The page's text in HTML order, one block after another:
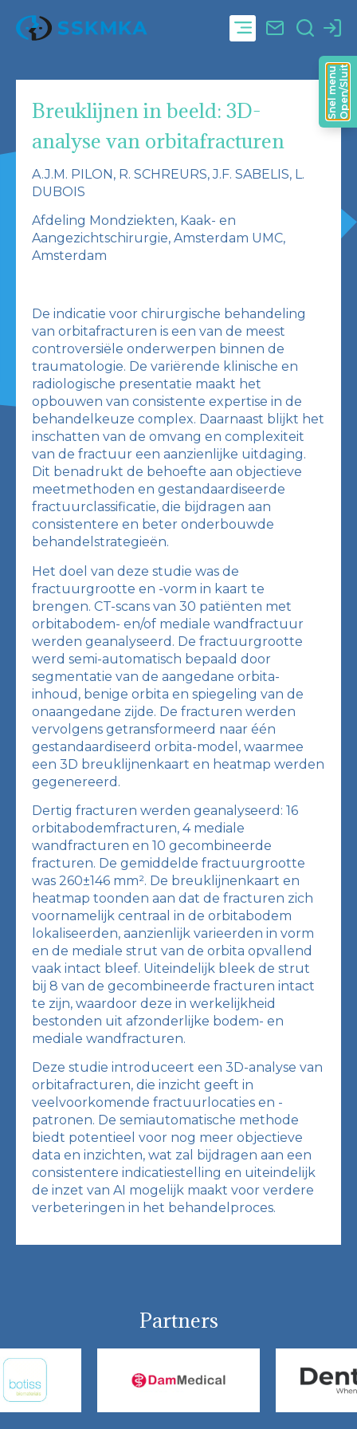
Breuklijnen in beeld: 3D-
analyse van orbitafracturen
A.J.M. PILON, R. SCHREURS, J.F. SABELIS, L.
DUBOIS
Afdeling Mondziekten, Kaak- en
Aangezichtschirurgie, Amsterdam UMC,
Amsterdam
De indicatie voor chirurgische behandeling
van orbitafracturen is een van de meest
controversiële onderwerpen binnen de
traumatologie. De variërende klinische en
radiologische presentatie maakt het
opbouwen van consistente expertise in de
behandelkeuze complex. Daarnaast blijkt het
inschatten van de omvang en complexiteit
van de fractuur een aanzienlijke uitdaging.
Dit benadrukt de behoefte aan objectieve
meetmethoden en gestandaardiseerde
fractuurclassificatie, die bijdragen aan
consistentere en beter onderbouwde
behandelstrategieën.
Het doel van deze studie was de
fractuurgrootte en -vorm in kaart te
brengen. CT-scans van 30 patiënten met
orbitabodem- en/of mediale wandfractuur
werden geanalyseerd. De fractuurgrootte
werd semi-automatisch bepaald door
segmentatie van de aangedane orbita-
inhoud, benige orbita en spiegeling van de
onaangedane zijde. De fracturen werden
vervolgens getransformeerd naar één
gestandaardiseerd orbita-model, waarmee
een 3D breuklijnenkaart en heatmap werden
gegenereerd.
Dertig fracturen werden geanalyseerd: 16
orbitabodemfracturen, 4 mediale
wandfracturen en 10 gecombineerde
fracturen. De gemiddelde fractuurgrootte
was 260±146 mm². De breuklijnenkaart en
heatmap toonden aan dat de fracturen zich
voornamelijk centraal in de orbitabodem
lokaliseerden, aanzienlijk varieerden in vorm
en de mediale strut van de orbita opvallend
vaak intact bleef. Uiteindelijk bleek de strut
bij 8 van de gecombineerde fracturen intact
te zijn, waardoor deze in werkelijkheid
bestonden uit afzonderlijke bodem- en
mediale wandfracturen.
Deze studie introduceert een 3D-analyse van
orbitafracturen, die inzicht geeft in
veelvoorkomende fractuurlocaties en -
patronen. De semiautomatische methode
biedt potentieel voor nog meer objectieve
data en inzichten, wat zal bijdragen aan een
consistentere indicatiestelling en uiteindelijk
de inzet van AI mogelijk maakt voor verdere
verbeteringen in het behandelproces.
Partners
Open/Sluit
Snel menu